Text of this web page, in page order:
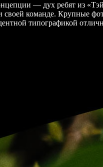
— дух ребят из
своей команде. Крупные
типографикой